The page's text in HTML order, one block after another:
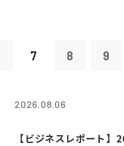
7 8 9
2026.08.06
【ビジネスレポート】